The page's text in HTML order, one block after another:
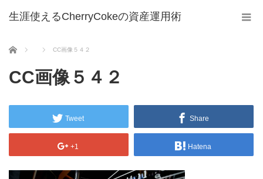
生涯使えるCherryCokeの資産運用術
ホーム CC画像５４２
CC画像５４２
Tweet Share
+1 Hatena